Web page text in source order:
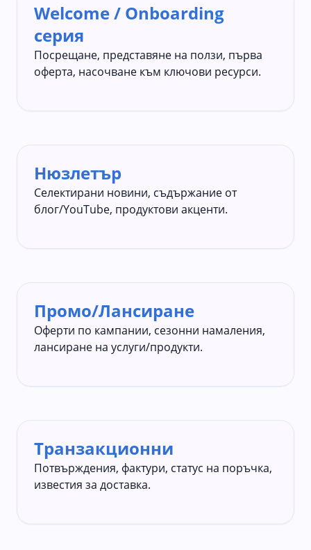
Welcome / Onboarding
серия
Посрещане, представяне на ползи, първа
оферта, насочване към ключови ресурси.
Нюзлетър
Селектирани новини, съдържание от
блог/YouTube, продуктови акценти.
Промо/Лансиране
Оферти по кампании, сезонни намаления,
лансиране на услуги/продукти.
Транзакционни
Потвърждения, фактури, статус на поръчка,
известия за доставка.